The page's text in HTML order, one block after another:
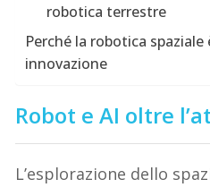
robotica terrestre
Perché la robotica
innovazione
Robot e AI oltre
L’esplorazione dello